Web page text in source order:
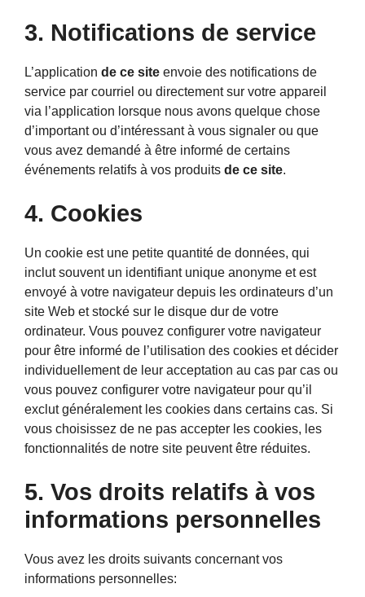
3. Notifications de service
L’application de ce site envoie des notifications de
service par courriel ou directement sur votre appareil
via l’application lorsque nous avons quelque chose
d’important ou d’intéressant à vous signaler ou que
vous avez demandé à être informé de certains
événements relatifs à vos produits de ce site.
4. Cookies
Un cookie est une petite quantité de données, qui
inclut souvent un identifiant unique anonyme et est
envoyé à votre navigateur depuis les ordinateurs d’un
site Web et stocké sur le disque dur de votre
ordinateur. Vous pouvez configurer votre navigateur
pour être informé de l’utilisation des cookies et décider
individuellement de leur acceptation au cas par cas ou
vous pouvez configurer votre navigateur pour qu’il
exclut généralement les cookies dans certains cas. Si
vous choisissez de ne pas accepter les cookies, les
fonctionnalités de notre site peuvent être réduites.
5. Vos droits relatifs à vos
informations personnelles
Vous avez les droits suivants concernant vos
informations personnelles: